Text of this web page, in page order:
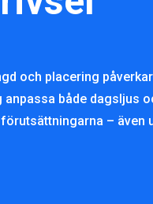
och placering
både dagsljus
– även